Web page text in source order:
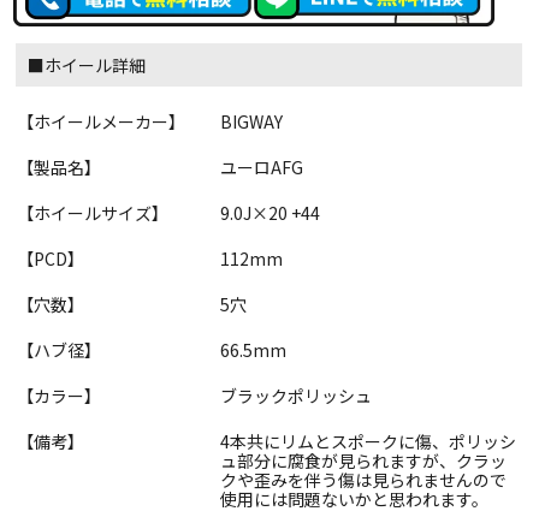
■ホイール詳細
【ホイールメーカー】
BIGWAY
【製品名】
ユーロAFG
【ホイールサイズ】
9.0J×20 +44
【PCD】
112mm
【穴数】
5穴
【ハブ径】
66.5mm
【カラー】
ブラックポリッシュ
【備考】
4本共にリムとスポークに傷、ポリッシ
ュ部分に腐食が見られますが、クラッ
クや歪みを伴う傷は見られませんので
使用には問題ないかと思われます。